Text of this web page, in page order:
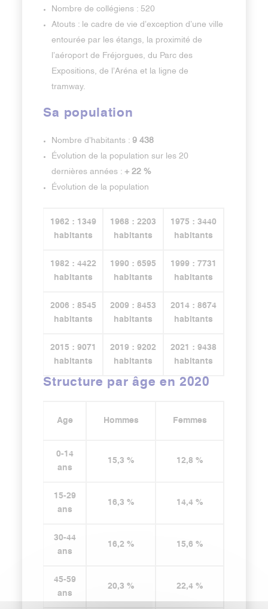
Nombre de collégiens : 520
Atouts : le cadre de vie d’exception d’une ville
entourée par les étangs, la proximité de
l’aéroport de Fréjorgues, du Parc des
Expositions, de l’Aréna et la ligne de
tramway.
Sa population
Nombre d’habitants :9 438
Évolution de la population sur les 20
dernières années : + 22 %
Évolution de la population
1962 : 1349
habitants
1968 : 2203
habitants
1975 : 3440
habitants
1982 : 4422
habitants
1990 : 6595
habitants
1999 : 7731
habitants
2006 : 8545
habitants
2009 : 8453
habitants
2014 : 8674
habitants
2015 : 9071
habitants
2019 : 9202
habitants
2021 : 9438
habitants
Structure par âge en 2020
Age Hommes Femmes
0-14
ans
15,3 % 12,8 %
15-29
ans
16,3 % 14,4 %
30-44
ans
16,2 % 15,6 %
45-59
ans
20,3 % 22,4 %